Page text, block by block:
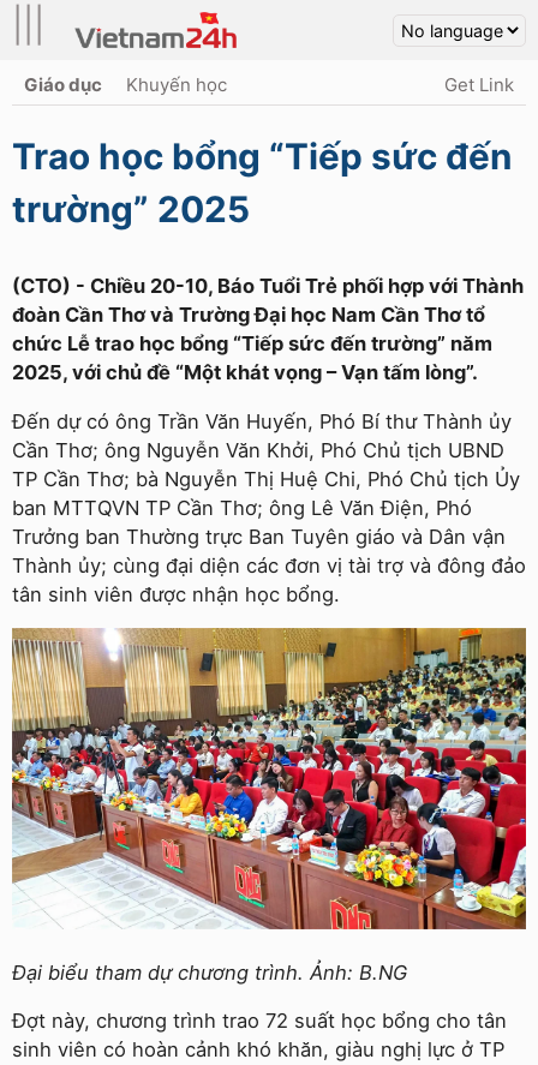
Giáo dục Khuyến học Get Link
Trao học bổng “Tiếp sức đến
trường” 2025
(CTO) - Chiều 20-10, Báo Tuổi Trẻ phối hợp với Thành
đoàn Cần Thơ và Trường Đại học Nam Cần Thơ tổ
chức Lễ trao học bổng “Tiếp sức đến trường” năm
2025, với chủ đề “Một khát vọng – Vạn tấm lòng”.
Đến dự có ông Trần Văn Huyến, Phó Bí thư Thành ủy
Cần Thơ; ông Nguyễn Văn Khởi, Phó Chủ tịch UBND
TP Cần Thơ; bà Nguyễn Thị Huệ Chi, Phó Chủ tịch Ủy
ban MTTQVN TP Cần Thơ; ông Lê Văn Điện, Phó
Trưởng ban Thường trực Ban Tuyên giáo và Dân vận
Thành ủy; cùng đại diện các đơn vị tài trợ và đông đảo
tân sinh viên được nhận học bổng.
Đại biểu tham dự chương trình. Ảnh: B.NG
Đợt này, chương trình trao 72 suất học bổng cho tân
sinh viên có hoàn cảnh khó khăn, giàu nghị lực ở TP